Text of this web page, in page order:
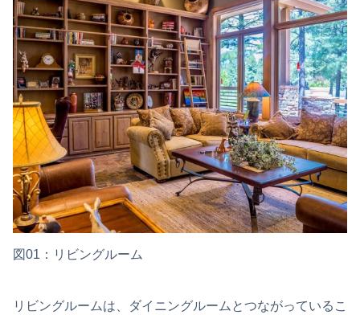
図01：リビングルーム
リビングルームは、ダイニングルームとつながっているこ